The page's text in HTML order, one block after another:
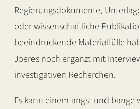
Regierungsdokumente,
oder wissenschaftliche
beeindruckende Materialfülle
Joeres noch ergänzt mit
investigativen Recherchen.
Es kann einem angst und